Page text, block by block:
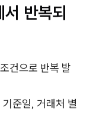
반복되
건으로 반복 발
준일, 거래처 별